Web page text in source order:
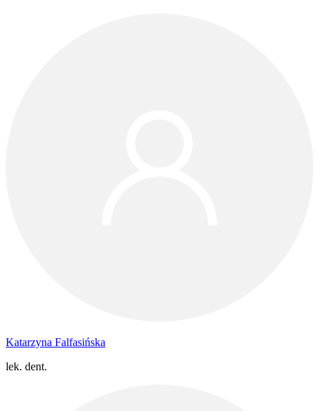
Katarzyna Falfasińska
lek. dent.